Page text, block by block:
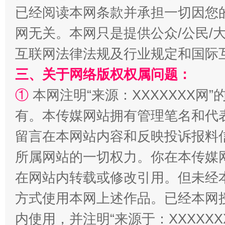
全民健身五年计划来了！等你上场
阿坝州三大球赛在茂县开幕 规模
已经阅读本网条款并承担一切因
网无关。本网只是提供公众/公民/
互联网法律法规及行业规定和国
三、关于网络版权权属问题：
① 本网注明“来源：XXXXXXX网”
有。本传媒网站拥有管理笔名和
留言在本网站内容和反映投诉报
所属网站的一切权力。你在本传
在网站内转载或修改引用。但未
方式使用本网上述作品。已经本
内使用，并注明“来源于：